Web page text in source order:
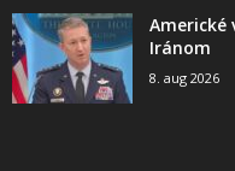
Americké
Iránom
8. aug 2026